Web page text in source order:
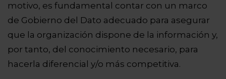
motivo, es fundamental contar con un marco
de Gobierno del Dato adecuado para asegurar
que la organización dispone de la información y,
por tanto, del conocimiento necesario, para
hacerla diferencial y/o más competitiva.